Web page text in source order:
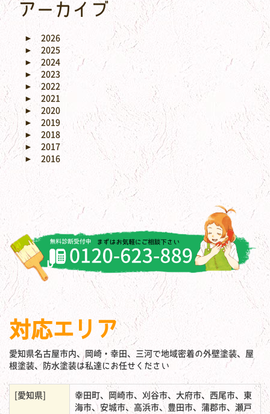
アーカイブ
►
2026
►
2025
►
2024
►
2023
►
2022
►
2021
►
2020
►
2019
►
2018
►
2017
►
2016
対応エリア
愛知県名古屋市内、岡崎・幸田、三河で地域密着の外壁塗装、屋
根塗装、防水塗装は私達にお任せください
[愛知県]
幸田町、岡崎市、刈谷市、大府市、西尾市、東
海市、安城市、高浜市、豊田市、蒲郡市、瀬戸